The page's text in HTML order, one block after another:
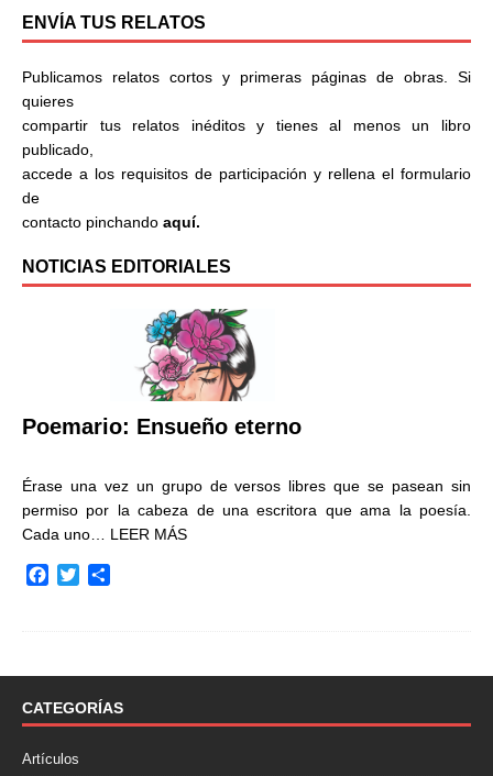
ENVÍA TUS RELATOS
Publicamos relatos cortos y primeras páginas de obras. Si
quieres
compartir tus relatos inéditos y tienes al menos un libro
publicado,
accede a los requisitos de participación y rellena el formulario
de
contacto pinchando aquí.
NOTICIAS EDITORIALES
Poemario: Ensueño eterno
Érase una vez un grupo de versos libres que se pasean sin
permiso por la cabeza de una escritora que ama la poesía.
Cada uno… LEER MÁS
o
k
r
t
i
CATEGORÍAS
Artículos